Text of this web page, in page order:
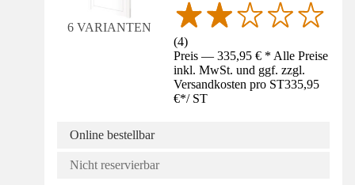
6 VARIANTEN
(4)
Preis — 335,95 € * Alle Preise
inkl. MwSt. und ggf. zzgl.
Versandkosten pro ST335,95
€*/ ST
Online bestellbar
Nicht reservierbar